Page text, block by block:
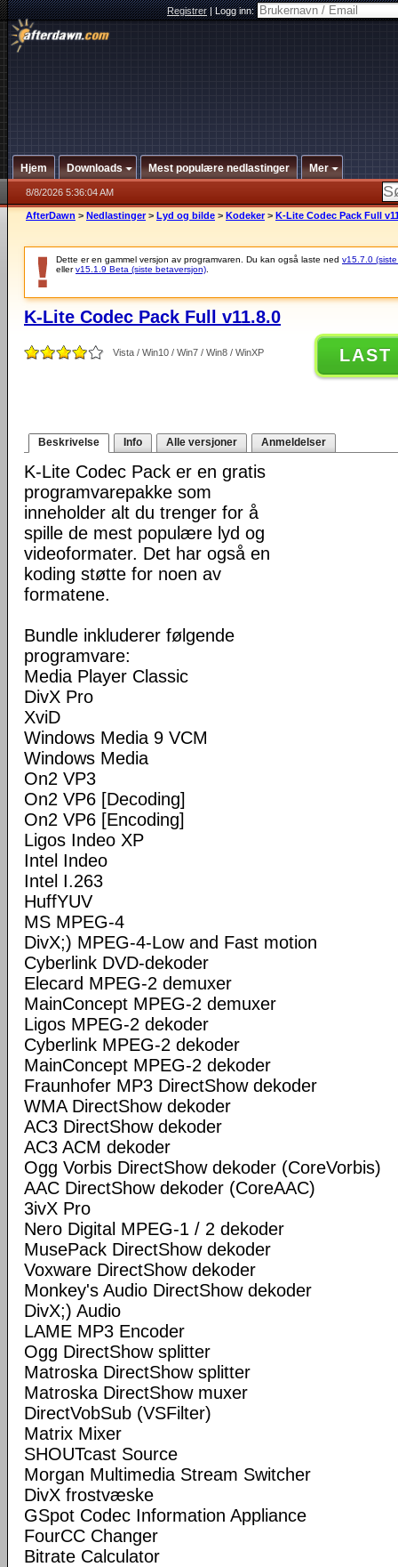
Registrer|Logg inn:
Hjem Downloads Mest populære nedlastinger Mer
8/8/2026 5:36:04 AM
AfterDawn > Nedlastinger > Lyd og bilde > Kodeker > K-Lite Codec Pack Full
Dette er en gammel versjon av programvaren. Du kan også laste ned v15.7.0
ellerv15.1.9 Beta (siste betaversjon)
K-Lite Codec Pack Full v11.8.0
Vista / Win10 / Win7 / Win8 / WinXP LAST
Beskrivelse Info Alle versjoner Anmeldelser
K-Lite Codec Pack er en gratis
programvarepakke som
inneholder alt du trenger for å
spille de mest populære lyd og
videoformater. Det har også en
koding støtte for noen av
formatene.
Bundle inkluderer følgende
programvare:
Media Player Classic
DivX Pro
XviD
Windows Media 9 VCM
Windows Media
On2 VP3
On2 VP6 [Decoding]
On2 VP6 [Encoding]
Ligos Indeo XP
Intel Indeo
Intel I.263
HuffYUV
MS MPEG-4
DivX;) MPEG-4-Low and Fast motion
Cyberlink DVD-dekoder
Elecard MPEG-2 demuxer
MainConcept MPEG-2 demuxer
Ligos MPEG-2 dekoder
Cyberlink MPEG-2 dekoder
MainConcept MPEG-2 dekoder
Fraunhofer MP3 DirectShow dekoder
WMA DirectShow dekoder
AC3 DirectShow dekoder
AC3 ACM dekoder
Ogg Vorbis DirectShow dekoder (CoreVorbis)
AAC DirectShow dekoder (CoreAAC)
3ivX Pro
Nero Digital MPEG-1 / 2 dekoder
MusePack DirectShow dekoder
Voxware DirectShow dekoder
Monkey's Audio DirectShow dekoder
DivX;) Audio
LAME MP3 Encoder
Ogg DirectShow splitter
Matroska DirectShow splitter
Matroska DirectShow muxer
DirectVobSub (VSFilter)
Matrix Mixer
SHOUTcast Source
Morgan Multimedia Stream Switcher
DivX frostvæske
GSpot Codec Information Appliance
FourCC Changer
Bitrate Calculator